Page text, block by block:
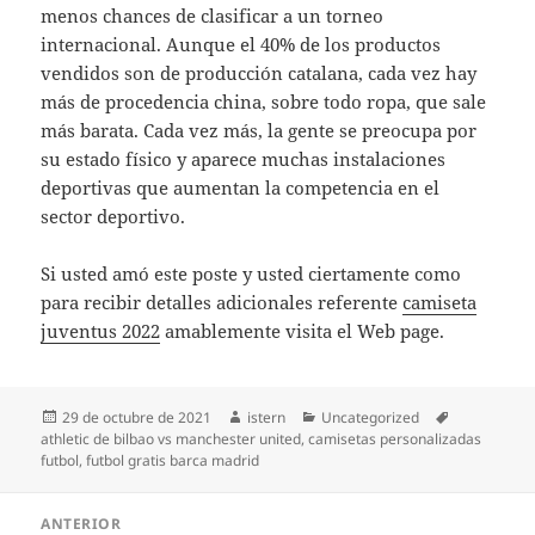
menos chances de clasificar a un torneo
internacional. Aunque el 40% de los productos
vendidos son de producción catalana, cada vez hay
más de procedencia china, sobre todo ropa, que sale
más barata. Cada vez más, la gente se preocupa por
su estado físico y aparece muchas instalaciones
deportivas que aumentan la competencia en el
sector deportivo.
Si usted amó este poste y usted ciertamente como
para recibir detalles adicionales referentecamiseta
juventus 2022 amablemente visita el Web page.
Publicado
el
29 de octubre de 2021 Autor
istern Categorías
Uncategorized
athletic de bilbao vs manchester united,camisetas personalizadas
futbol,futbol gratis barca madrid
ANTERIOR